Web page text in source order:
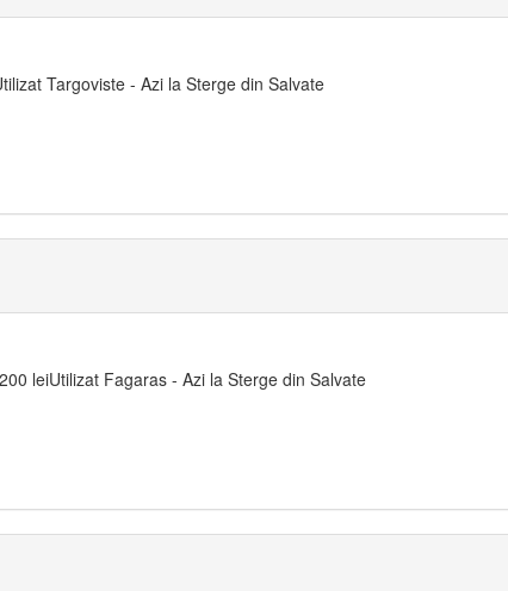
Targoviste - Azi la Sterge din Salvate
leiUtilizat Fagaras - Azi la Sterge din Salvate